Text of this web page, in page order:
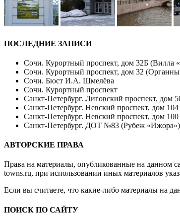
ПОСЛЕДНИЕ ЗАПИСИ
Сочи. Курортный проспект, дом 32Б (Вилла
Сочи. Курортный проспект, дом 32
Сочи. Бюст И.А. Шмелёва
Сочи. Курортный проспект
Санкт-Петербург. Лиговский проспект, дом
Санкт-Петербург. Невский проспект, дом
Санкт-Петербург. Невский проспект, дом
Санкт-Петербург. ДОТ №83 (Рубеж «Ижора»)
АВТОРСКИЕ ПРАВА
Права на материалы, опубликованные на данном
towns.ru, при использовании иных материалов
Если вы считаете, что какие-либо материалы на
ПОИСК ПО САЙТУ